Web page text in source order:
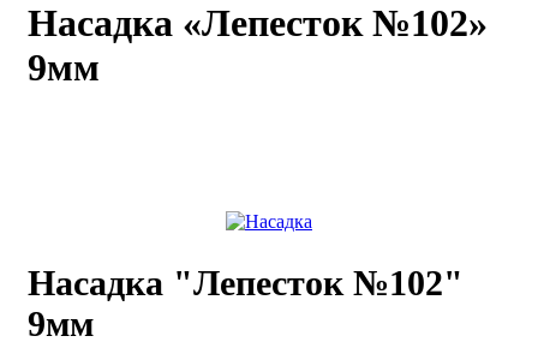
Мастер-
классы
256-54-
Насадка «Лепесток №102»
9мм
Насадка "Лепесток №102"
9мм